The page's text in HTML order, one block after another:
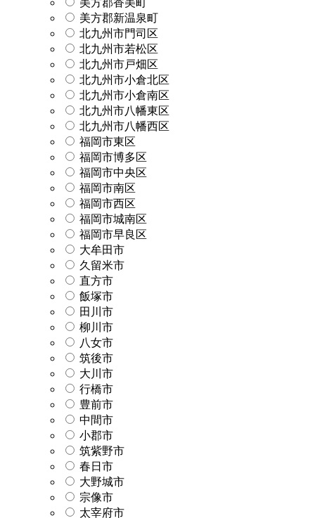
美方郡新温泉町
北九州市門司区
北九州市若松区
北九州市戸畑区
北九州市小倉北区
北九州市小倉南区
北九州市八幡東区
北九州市八幡西区
福岡市東区
福岡市博多区
福岡市中央区
福岡市南区
福岡市西区
福岡市城南区
福岡市早良区
大牟田市
久留米市
直方市
飯塚市
田川市
柳川市
八女市
筑後市
大川市
行橋市
豊前市
中間市
小郡市
筑紫野市
春日市
大野城市
宗像市
太宰府市